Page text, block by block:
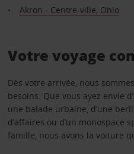
Akron - Centre-ville, Ohio
Votre voyage
Dès votre arrivée, nous
besoins. Que vous ayez envie
une balade urbaine, d’une
d’affaires ou d’un monospace
famille, nous avons la voiture